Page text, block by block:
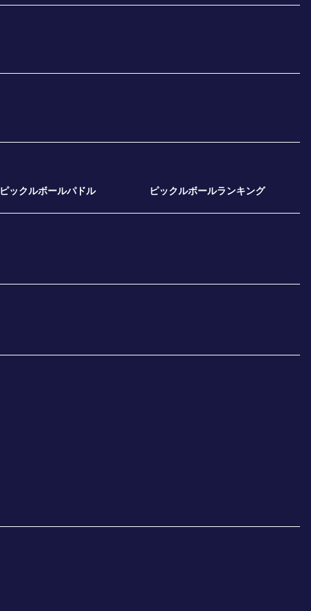
ピックルボールパドル ピックルボールランキング